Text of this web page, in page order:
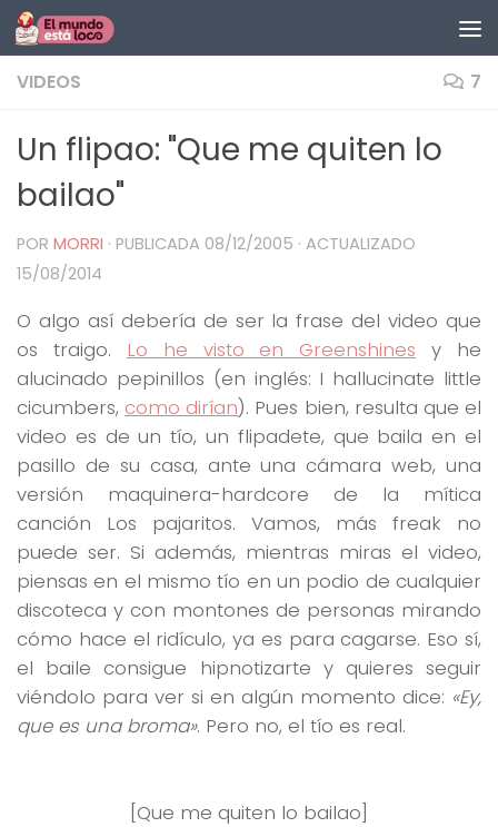
Saltar al contenido
VIDEOS 7
Un flipao: "Que me quiten lo
bailao"
POR MORRI · PUBLICADA 08/12/2005 · ACTUALIZADO
15/08/2014
O algo así debería de ser la frase del video que
os traigo. Lo he visto en Greenshines y he
alucinado pepinillos (en inglés: I hallucinate little
cicumbers, como dirían). Pues bien, resulta que el
video es de un tío, un flipadete, que baila en el
pasillo de su casa, ante una cámara web, una
versión maquinera-hardcore de la mítica
canción Los pajaritos. Vamos, más freak no
puede ser. Si además, mientras miras el video,
piensas en el mismo tío en un podio de cualquier
discoteca y con montones de personas mirando
cómo hace el ridículo, ya es para cagarse. Eso sí,
el baile consigue hipnotizarte y quieres seguir
viéndolo para ver si en algún momento dice: «Ey,
que es una broma». Pero no, el tío es real.
[Que me quiten lo bailao]